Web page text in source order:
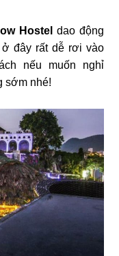
Hostel dao động
ở đây rất dễ rơi vào
nếu muốn nghỉ
sớm nhé!